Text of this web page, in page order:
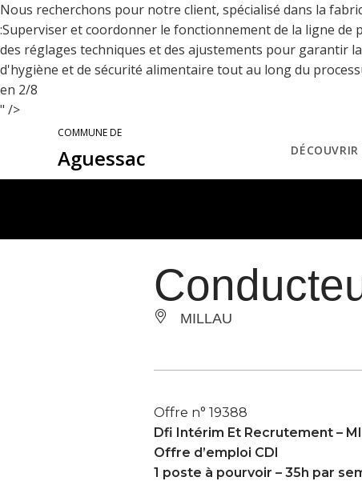
Nous recherchons pour notre client, spécialisé dans la
:Superviser et coordonner le fonctionnement de la ligne
des réglages techniques et des ajustements pour garantir
d'hygiène et de sécurité alimentaire tout au long du
en 2/8
" />
COMMUNE DE
Aguessac DÉCOUVRIR
MILLAU
Offre n° 19388
Dfi Intérim Et Recrutement –
Offre d’emploi CDI
1 poste à pourvoir – 35h par